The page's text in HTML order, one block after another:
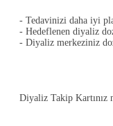
- Tedavinizi daha iyi
- Hedeflenen diyaliz
- Diyaliz merkeziniz
Diyaliz Takip Kartınız